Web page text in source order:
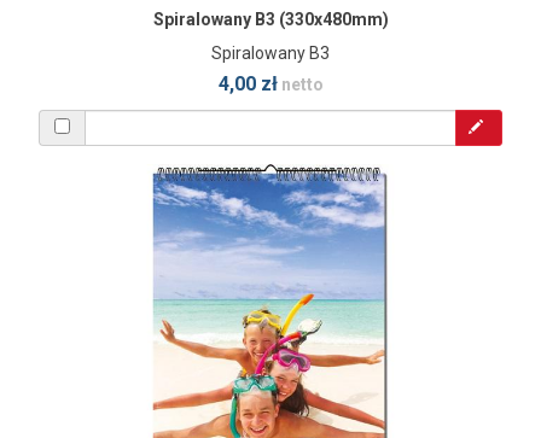
Spiralowany B3 (330x480mm)
Spiralowany B3
4,00 złnetto